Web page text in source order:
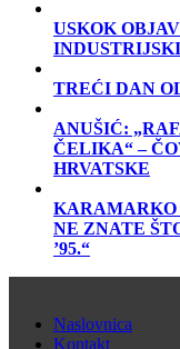
USKOK
TREĆI DAN
ANUŠIĆ:
ČELIKA“ –
HRVATSKE
KARAMARKO
NE ZNATE
’95.“
Naslovnica
Kontakt